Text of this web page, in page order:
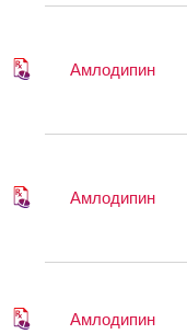
Амлодипин
Амлодипин
Амлодипин